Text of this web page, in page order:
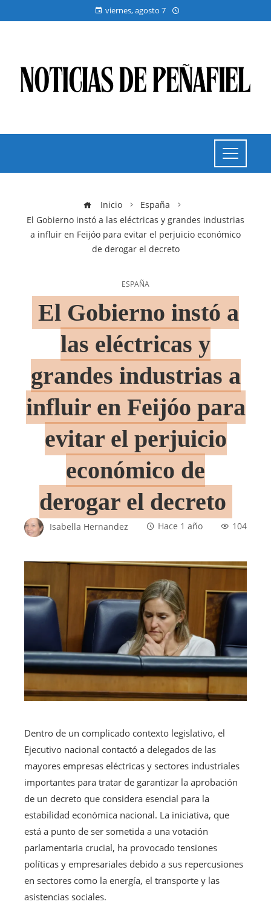
viernes, agosto 7
Inicio
España
El Gobierno instó a las eléctricas y grandes industrias
a influir en Feijóo para evitar el perjuicio económico
de derogar el decreto
ESPAÑA
El Gobierno instó a
las eléctricas y
grandes industrias a
influir en Feijóo para
evitar el perjuicio
económico de
derogar el decreto
Isabella Hernandez Hace 1 año 104
Dentro de un complicado contexto legislativo, el
Ejecutivo nacional contactó a delegados de las
mayores empresas eléctricas y sectores industriales
importantes para tratar de garantizar la aprobación
de un decreto que considera esencial para la
estabilidad económica nacional. La iniciativa, que
está a punto de ser sometida a una votación
parlamentaria crucial, ha provocado tensiones
políticas y empresariales debido a sus repercusiones
en sectores como la energía, el transporte y las
asistencias sociales.